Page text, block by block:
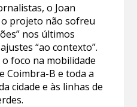
o Joan
projeto não sofreu
nos últimos
“ao contexto”.
foco na mobilidade
Coimbra-B e toda a
cidade e às linhas de